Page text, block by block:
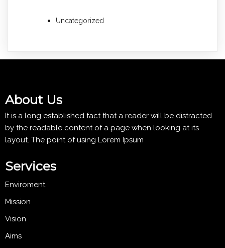
Uncategorized
About Us
It is a long established fact that a reader will be distracted
by the readable content of a page when looking at its
layout. The point of using Lorem Ipsum
Services
Enviroment
Mission
Vision
Aims